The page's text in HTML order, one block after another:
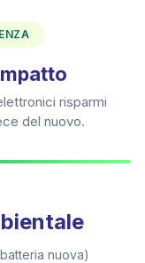
risparmi
del nuovo.
nuova)